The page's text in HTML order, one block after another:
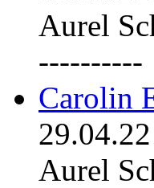
Aurel
----------
Carolin
29.04.22
Aurel